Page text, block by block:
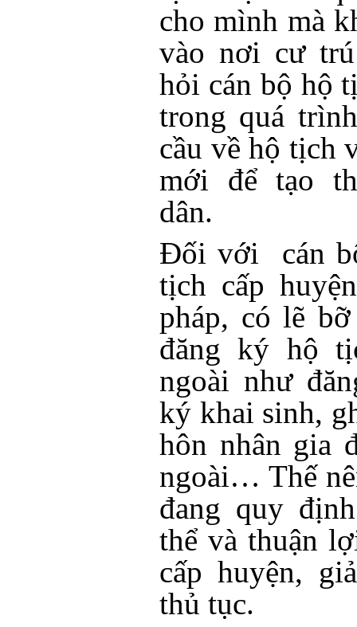
cho mình mà
vào nơi cư
hỏi cán bộ hộ
trong quá
cầu về hộ tịch
mới để tạo
dân.
Đối với cán
tịch cấp
pháp, có lẽ
đăng ký hộ
ngoài như
ký khai sinh,
hôn nhân gia
ngoài… Thế
đang quy
thể và thuận
cấp huyện,
thủ tục.